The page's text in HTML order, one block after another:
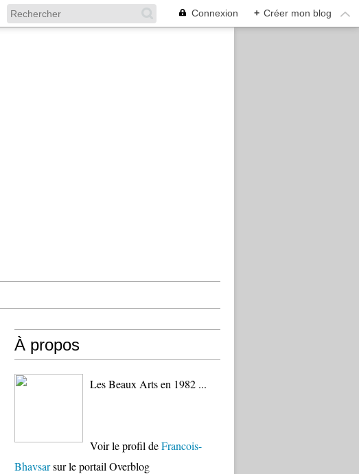
Connexion + Créer mon blog
À propos
Les Beaux Arts en 1982 ...
Voir le profil deFrancois-
Bhavsarsur le portail Overblog